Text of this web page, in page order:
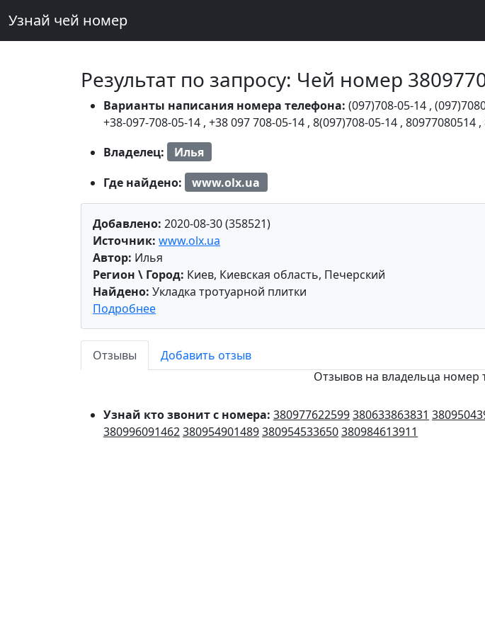
Узнай чей номер
Результат по запросу: Чей номер
Варианты написания номера телефона: (097)708-05-14 ,
+38-097-708-05-14 , +38 097 708-05-14 , 8(097)708-05-14 , 80977080514 ,
Владелец:
Илья
Где найдено:
www.olx.ua
Добавлено: 2020-08-30 (358521)
Источник: www.olx.ua
Автор: Илья
Регион \ Город: Киев, Киевская область, Печерский
Найдено: Укладка тротуарной плитки
Подробнее
Отзывы
Добавить отзыв
Отзывов на владельца номер
Узнай кто звонит с номера: 380977622599380633863831
380996091462380954901489380954533650380984613911